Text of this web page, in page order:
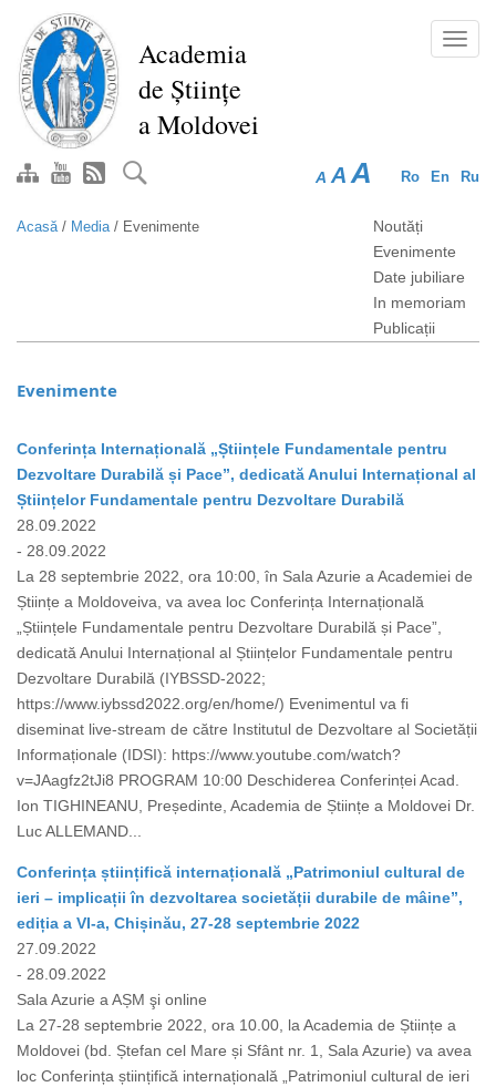
conţinutul
principal
Academia
de Științe
a Moldovei
Ro En Ru
A A A
Acasă/ Media/ Evenimente
Noutăți
Evenimente
Date jubiliare
In memoriam
Publicații
Evenimente
Conferința Internațională „Științele Fundamentale pentru
Dezvoltare Durabilă și Pace”, dedicată Anului Internațional al
Științelor Fundamentale pentru Dezvoltare Durabilă
28.09.2022
- 28.09.2022
La 28 septembrie 2022, ora 10:00, în Sala Azurie a Academiei de
Științe a Moldoveiva, va avea loc Conferința Internațională
„Științele Fundamentale pentru Dezvoltare Durabilă și Pace”,
dedicată Anului Internațional al Științelor Fundamentale pentru
Dezvoltare Durabilă (IYBSSD-2022;
https://www.iybssd2022.org/en/home/) Evenimentul va fi
diseminat live-stream de către Institutul de Dezvoltare al Societății
Informaționale (IDSI): https://www.youtube.com/watch?
v=JAagfz2tJi8 PROGRAM 10:00 Deschiderea Conferinței Acad.
Ion TIGHINEANU, Președinte, Academia de Științe a Moldovei Dr.
Luc ALLEMAND...
Conferința științifică internațională „Patrimoniul cultural de
ieri – implicații în dezvoltarea societății durabile de mâine”,
ediția a VI-a, Chișinău, 27-28 septembrie 2022
27.09.2022
- 28.09.2022
Sala Azurie a AȘM şi online
La 27-28 septembrie 2022, ora 10.00, la Academia de Științe a
Moldovei (bd. Ștefan cel Mare și Sfânt nr. 1, Sala Azurie) va avea
loc Conferința științifică internațională „Patrimoniul cultural de ieri